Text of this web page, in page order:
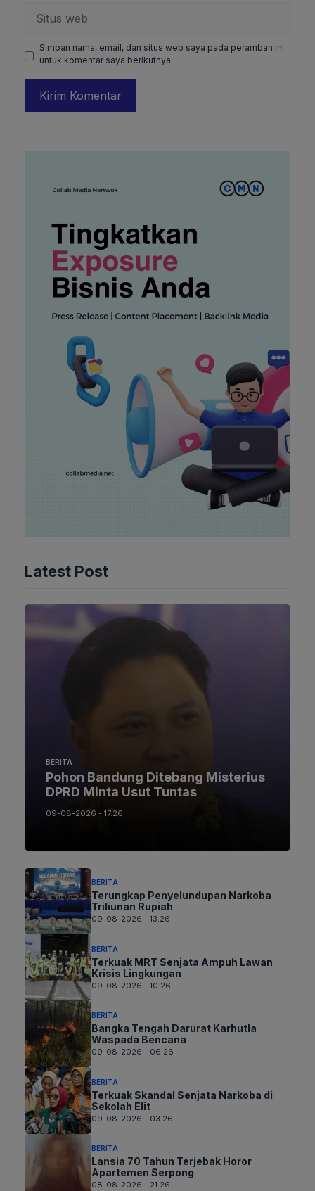
web
Simpan nama, email, dan situs web saya pada peramban ini
untuk komentar saya berikutnya.
Latest Post
BERITA
Pohon Bandung Ditebang Misterius
DPRD Minta Usut Tuntas
09-08-2026 - 17.26
BERITA
Terungkap Penyelundupan Narkoba
Triliunan Rupiah
09-08-2026 - 13.26
BERITA
Terkuak MRT Senjata Ampuh Lawan
Krisis Lingkungan
09-08-2026 - 10.26
BERITA
Bangka Tengah Darurat Karhutla
Waspada Bencana
09-08-2026 - 06.26
BERITA
Terkuak Skandal Senjata Narkoba di
Sekolah Elit
09-08-2026 - 03.26
BERITA
Lansia 70 Tahun Terjebak Horor
Apartemen Serpong
08-08-2026 - 21.26